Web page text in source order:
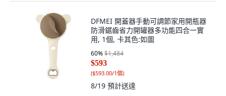
DFMEI 開蓋器手動可調節家用開瓶器
防滑鋸齒省力開罐器多功能四合一實
用, 1個, 卡其色:如圖
60%$1,484
$593
($593.00/1個)
8/19 預計送達